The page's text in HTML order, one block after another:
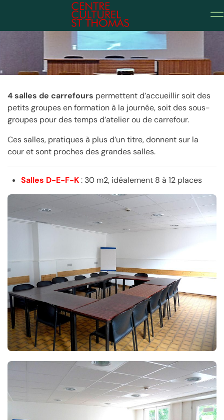
Salles de carrefours
4 salles de carrefours permettent d’accueillir soit des
petits groupes en formation à la journée, soit des sous-
groupes pour des temps d’atelier ou de carrefour.
Ces salles, pratiques à plus d’un titre, donnent sur la
cour et sont proches des grandes salles.
Salles D-E-F-K: 30 m2, idéalement 8 à 12 places